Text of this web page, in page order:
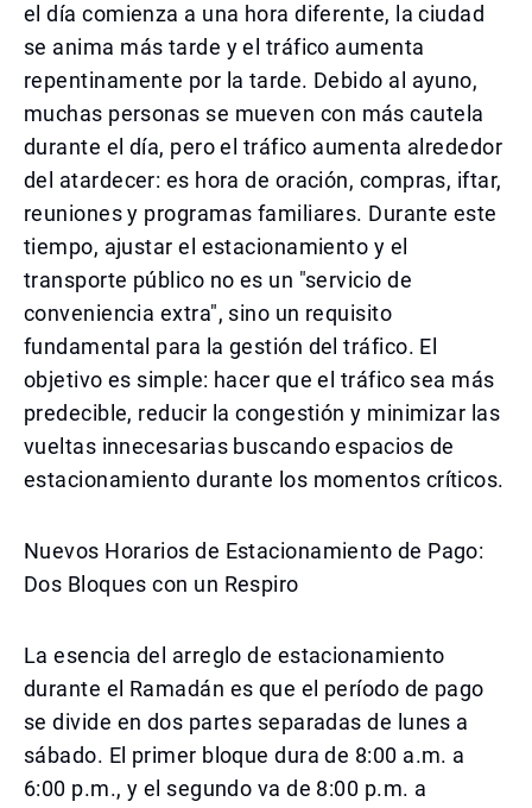
el día comienza a una hora diferente, la ciudad
se anima más tarde y el tráfico aumenta
repentinamente por la tarde. Debido al ayuno,
muchas personas se mueven con más cautela
durante el día, pero el tráfico aumenta alrededor
del atardecer: es hora de oración, compras, iftar,
reuniones y programas familiares. Durante este
tiempo, ajustar el estacionamiento y el
transporte público no es un "servicio de
conveniencia extra", sino un requisito
fundamental para la gestión del tráfico. El
objetivo es simple: hacer que el tráfico sea más
predecible, reducir la congestión y minimizar las
vueltas innecesarias buscando espacios de
estacionamiento durante los momentos críticos.
Nuevos Horarios de Estacionamiento de Pago:
Dos Bloques con un Respiro
La esencia del arreglo de estacionamiento
durante el Ramadán es que el período de pago
se divide en dos partes separadas de lunes a
sábado. El primer bloque dura de 8:00 a.m. a
6:00 p.m., y el segundo va de 8:00 p.m. a